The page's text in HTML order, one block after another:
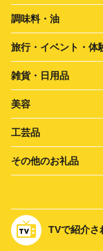
調味料・油
旅行・イベント・体
雑貨・日用品
美容
工芸品
その他のお礼品
TVで紹介さ